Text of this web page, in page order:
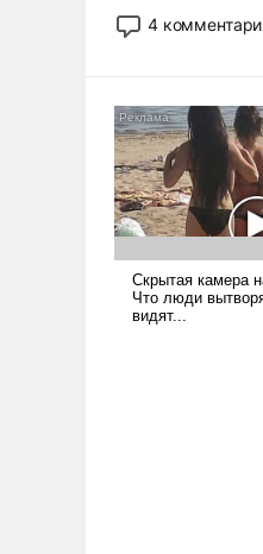
США потребуется
лет. Даже
Сложившаяся
означает
уязвимости
перед Китаем.
4